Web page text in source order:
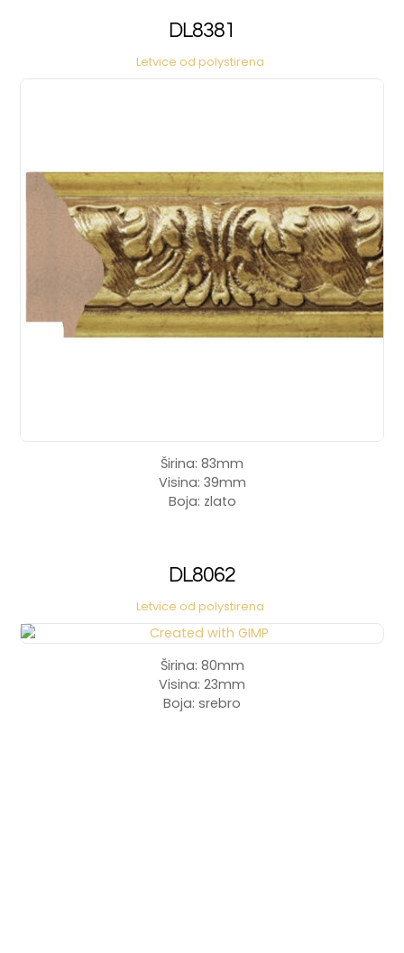
DL8381
Letvice od polystirena
Širina: 83mm
Visina: 39mm
Boja: zlato
DL8062
Letvice od polystirena
Širina: 80mm
Visina: 23mm
Boja: srebro